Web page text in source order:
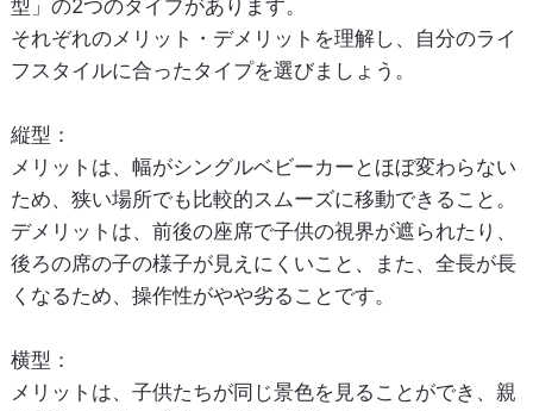
型」の2つのタイプがあります。
それぞれのメリット・デメリットを理解し、自分のライ
フスタイルに合ったタイプを選びましょう。
縦型 ：
メリットは、幅がシングルベビーカーとほぼ変わらない
ため、狭い場所でも比較的スムーズに移動できること。
デメリットは、前後の座席で子供の視界が遮られたり、
後ろの席の子の様子が見えにくいこと、また、全長が長
くなるため、操作性がやや劣ることです。
横型 ：
メリットは、子供たちが同じ景色を見ることができ、親